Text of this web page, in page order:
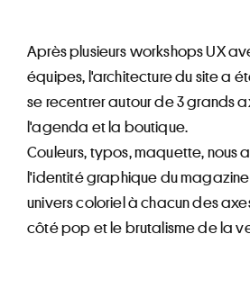
Après plusieurs workshops UX
équipes, l'architecture du site a
se recentrer autour de 3 grands
l'agenda et la boutique.
Couleurs, typos, maquette, nous
l'identité graphique du
univers coloriel à chacun des
côté pop et le brutalisme de la